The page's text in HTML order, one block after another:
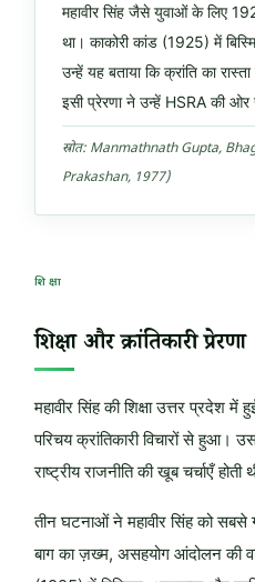
महावीर सिंह जैसे युवाओं के लिए
था। काकोरी कांड (1925) में
उन्हें यह बताया कि क्रांति का
इसी प्रेरणा ने उन्हें HSRA की ओर
स्रोत: Manmathnath Gupta,
Prakashan, 1977)
शिक्षा
शिक्षा और क्रांतिकारी प्रेरणा
महावीर सिंह की शिक्षा उत्तर प्रदेश में
परिचय क्रांतिकारी विचारों से हुआ।
राष्ट्रीय राजनीति की खूब चर्चाएँ होती
तीन घटनाओं ने महावीर सिंह को सबसे
बाग का ज़ख्म, असहयोग आंदोलन की